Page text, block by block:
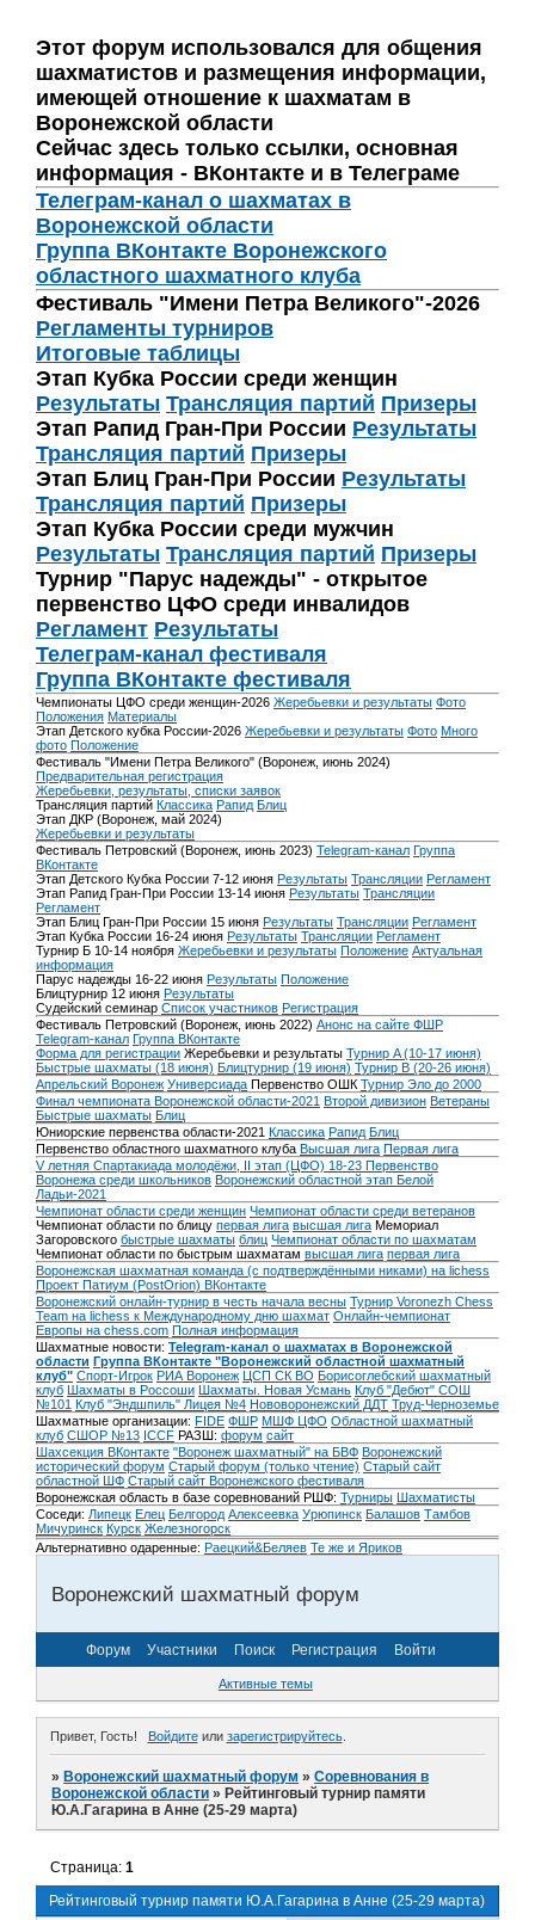
Этот форум использовался для общения
шахматистов и размещения информации,
имеющей отношение к шахматам в
Воронежской области
Сейчас здесь только ссылки, основная
информация - ВКонтакте и в Телеграме
Телеграм-канал о шахматах в
Воронежской области
Группа ВКонтакте Воронежского
областного шахматного клуба
Фестиваль "Имени Петра Великого"-2026
Регламенты турниров
Итоговые таблицы
Этап Кубка России среди женщин
Результаты Трансляция партий Призеры
Этап Рапид Гран-При России Результаты
Трансляция партий Призеры
Этап Блиц Гран-При России Результаты
Трансляция партий Призеры
Этап Кубка России среди мужчин
Результаты Трансляция партий Призеры
Турнир "Парус надежды" - открытое
первенство ЦФО среди инвалидов
Регламент Результаты
Телеграм-канал фестиваля
Группа ВКонтакте фестиваля
Чемпионаты ЦФО среди женщин-2026 Жеребьевки и результаты Фото
Положения Материалы
Этап Детского кубка России-2026 Жеребьевки и результаты Фото Много
фото Положение
Фестиваль "Имени Петра Великого" (Воронеж, июнь 2024)
Предварительная регистрация
Жеребьевки, результаты, списки заявок
Трансляция партий Классика Рапид Блиц
Этап ДКР (Воронеж, май 2024)
Жеребьевки и результаты
Фестиваль Петровский (Воронеж, июнь 2023) Telegram-канал Группа
ВКонтакте
Этап Детского Кубка России 7-12 июня Результаты Трансляции Регламент
Этап Рапид Гран-При России 13-14 июня Результаты Трансляции
Регламент
Этап Блиц Гран-При России 15 июня Результаты Трансляции Регламент
Этап Кубка России 16-24 июня Результаты Трансляции Регламент
Турнир Б 10-14 ноября Жеребьевки и результаты Положение Актуальная
информация
Парус надежды 16-22 июня Результаты Положение
Блицтурнир 12 июня Результаты
Судейский семинар Список участников Регистрация
Фестиваль Петровский (Воронеж, июнь 2022) Анонс на сайте ФШР
Telegram-канал Группа ВКонтакте
Форма для регистрации Жеребьевки и результаты Турнир A (10-17 июня)
Быстрые шахматы (18 июня) Блицтурнир (19 июня) Турнир B (20-26 июня)
Апрельский Воронеж Универсиада Первенство ОШК Турнир Эло до 2000
Финал чемпионата Воронежской области-2021 Второй дивизион Ветераны
Быстрые шахматы Блиц
Юниорские первенства области-2021 Классика Рапид Блиц
Первенство областного шахматного клуба Высшая лига Первая лига
V летняя Спартакиада молодёжи, II этап (ЦФО) 18-23 Первенство
Воронежа среди школьников Воронежский областной этап Белой
Ладьи-2021
Чемпионат области среди женщин Чемпионат области среди ветеранов
Чемпионат области по блицу первая лига высшая лига Мемориал
Загоровского быстрые шахматы блиц Чемпионат области по шахматам
Чемпионат области по быстрым шахматам высшая лига первая лига
Воронежская шахматная команда (с подтверждёнными никами) на lichess
Проект Патиум (PostOrion) ВКонтакте
Воронежский онлайн-турнир в честь начала весны Турнир Voronezh Chess
Team на lichess к Международному дню шахмат Онлайн-чемпионат
Европы на chess.com Полная информация
Шахматные новости: Telegram-канал о шахматах в Воронежской
области Группа ВКонтакте "Воронежский областной шахматный
клуб" Спорт-Игрок РИА Воронеж ЦСП СК ВО Борисоглебский шахматный
клуб Шахматы в Россоши Шахматы. Новая Усмань Клуб "Дебют" СОШ
№101 Клуб "Эндшпиль" Лицея №4 Нововоронежский ДДТ Труд-Черноземье
Шахматные организации: FIDE ФШР МШФ ЦФО Областной шахматный
клуб СШОР №13 ICCF РАЗШ: форум сайт
Шахсекция ВКонтакте "Воронеж шахматный" на БВФ Воронежский
исторический форум Cтарый форум (только чтение) Старый сайт
областной ШФ Старый сайт Воронежского фестиваля
Воронежская область в базе соревнований РШФ: Турниры Шахматисты
Соседи: Липецк Елец Белгород Алексеевка Урюпинск Балашов Тамбов
Мичуринск Курск Железногорск
Альтернативно одаренные: Раецкий&Беляев Те же и Яриков
Воронежский шахматный форум
Форум Участники Поиск Регистрация Войти
Активные темы
Привет, Гость! Войдитеили зарегистрируйтесь.
»Воронежский шахматный форум »Соревнования в
Воронежской области »Рейтинговый турнир памяти
Ю.А.Гагарина в Анне (25-29 марта)
Рейтинговый турнир памяти Ю.А.Гагарина в Анне (25-29 марта)
Страница:1